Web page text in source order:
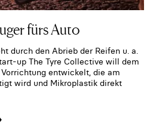
fürs Auto
durch den Abrieb der Reifen u. a.
up The Tyre Collective will dem
entwickelt, die am
wird und Mikroplastik direkt